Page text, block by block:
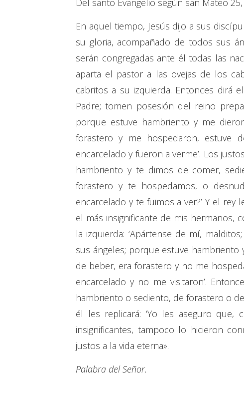
Del santo Evangelio según san Mateo
En aquel tiempo, Jesús dijo a sus
su gloria, acompañado de todos sus
serán congregadas ante él todas las
aparta el pastor a las ovejas de los
cabritos a su izquierda. Entonces dirá
Padre; tomen posesión del reino
porque estuve hambriento y me
forastero y me hospedaron, estuve
encarcelado y fueron a verme’. Los
hambriento y te dimos de comer,
forastero y te hospedamos, o
encarcelado y te fuimos a ver?’ Y el rey
el más insignificante de mis hermanos,
la izquierda: ‘Apártense de mí,
sus ángeles; porque estuve
de beber, era forastero y no me
encarcelado y no me visitaron’.
hambriento o sediento, de forastero o
él les replicará: ‘Yo les aseguro
insignificantes, tampoco lo hicieron
justos a la vida eterna».
Palabra del Señor.